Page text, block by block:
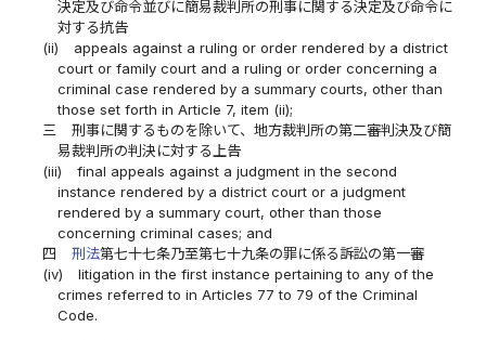
決定及び命令並びに簡易裁判所の刑事に関する決定及び命令に
対する抗告
(ii)
appeals against a ruling or order rendered by a district
court or family court and a ruling or order concerning a
criminal case rendered by a summary courts, other than
those set forth in Article 7, item (ii);
三
刑事に関するものを除いて、地方裁判所の第二審判決及び簡
易裁判所の判決に対する上告
(iii)
final appeals against a judgment in the second
instance rendered by a district court or a judgment
rendered by a summary court, other than those
concerning criminal cases; and
四
刑法第七十七条乃至第七十九条の罪に係る訴訟の第一審
(iv)
litigation in the first instance pertaining to any of the
crimes referred to in Articles 77 to 79 of the Criminal
Code.